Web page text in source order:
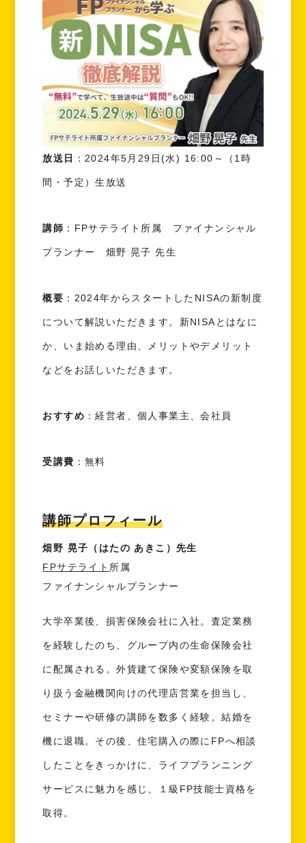
放送日 ：2024年5月29日(水) 16:00～（1時
間・予定）生放送
講師 ：FPサテライト所属 ファイナンシャル
プランナー 畑野 晃子 先生
概要 ：2024年からスタートしたNISAの新制度
について解説いただきます。新NISAとはなに
か、いま始める理由、メリットやデメリット
などをお話しいただきます。
おすすめ ：経営者、個人事業主、会社員
受講費 ：無料
講師プロフィール
畑野 晃子（はたの あきこ）先生
FPサテライト 所属
ファイナンシャルプランナー
大学卒業後、損害保険会社に入社。査定業務
を経験したのち、グループ内の生命保険会社
に配属される。外貨建て保険や変額保険を取
り扱う金融機関向けの代理店営業を担当し、
セミナーや研修の講師を数多く経験。結婚を
機に退職。その後、住宅購入の際にFPへ相談
したことをきっかけに、ライフプランニング
サービスに魅力を感じ、１級FP技能士資格を
取得。